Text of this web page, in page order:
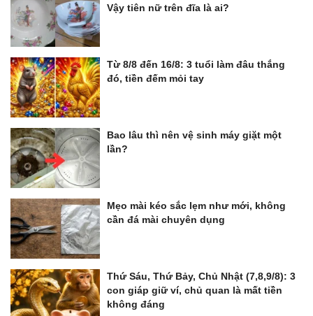
Vậy tiên nữ trên đĩa là ai?
Từ 8/8 đến 16/8: 3 tuổi làm đâu thắng
đó, tiền đếm mỏi tay
Bao lâu thì nên vệ sinh máy giặt một
lần?
Mẹo mài kéo sắc lẹm như mới, không
cần đá mài chuyên dụng
Thứ Sáu, Thứ Bảy, Chủ Nhật (7,8,9/8): 3
con giáp giữ ví, chủ quan là mất tiền
không đáng